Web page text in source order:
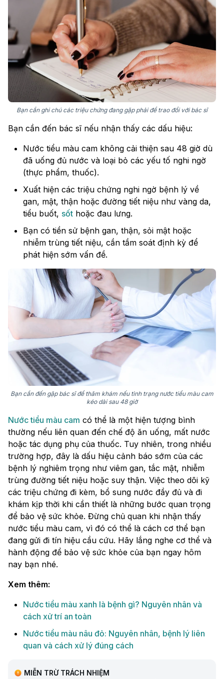
Bạn cần ghi chú các triệu chứng đang gặp phải để trao đổi với bác sĩ
Bạn cần đến bác sĩ nếu nhận thấy các dấu hiệu:
Nước tiểu màu cam không cải thiện sau 48 giờ dù
đã uống đủ nước và loại bỏ các yếu tố nghi ngờ
(thực phẩm, thuốc).
Xuất hiện các triệu chứng nghi ngờ bệnh lý về
gan, mật, thận hoặc đường tiết niệu như vàng da,
tiểu buốt, sốt hoặc đau lưng.
Bạn có tiền sử bệnh gan, thận, sỏi mật hoặc
nhiễm trùng tiết niệu, cần tầm soát định kỳ để
phát hiện sớm vấn đề.
Bạn cần đến gặp bác sĩ để thăm khám nếu tình trạng nước tiểu màu cam
kéo dài sau 48 giờ
Nước tiểu màu cam có thể là một hiện tượng bình
thường nếu liên quan đến chế độ ăn uống, mất nước
hoặc tác dụng phụ của thuốc. Tuy nhiên, trong nhiều
trường hợp, đây là dấu hiệu cảnh báo sớm của các
bệnh lý nghiêm trọng như viêm gan, tắc mật, nhiễm
trùng đường tiết niệu hoặc suy thận. Việc theo dõi kỹ
các triệu chứng đi kèm, bổ sung nước đầy đủ và đi
khám kịp thời khi cần thiết là những bước quan trọng
để bảo vệ sức khỏe. Đừng chủ quan khi nhận thấy
nước tiểu màu cam, vì đó có thể là cách cơ thể bạn
đang gửi đi tín hiệu cầu cứu. Hãy lắng nghe cơ thể và
hành động để bảo vệ sức khỏe của bạn ngay hôm
nay bạn nhé.
Xem thêm:
Nước tiểu màu xanh là bệnh gì? Nguyên nhân và
cách xử trí an toàn
Nước tiểu màu nâu đỏ: Nguyên nhân, bệnh lý liên
quan và cách xử lý đúng cách
MIỄN TRỪ TRÁCH NHIỆM